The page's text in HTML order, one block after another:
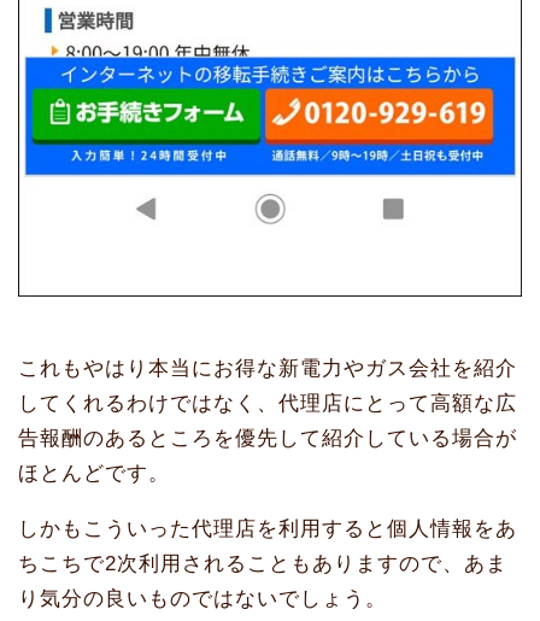
これもやはり本当にお得な新電力やガス会社を紹介
してくれるわけではなく、代理店にとって高額な広
告報酬のあるところを優先して紹介している場合が
ほとんどです。
しかもこういった代理店を利用すると個人情報をあ
ちこちで2次利用されることもありますので、あま
り気分の良いものではないでしょう。